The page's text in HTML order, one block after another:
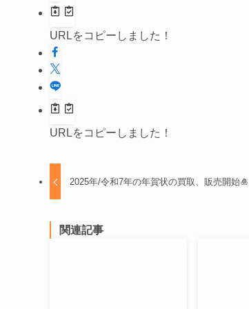
URLをコピーしました！
URLをコピーしました！
2025年/令和7年の年賀状の買取、販売開始🎍
関連記事